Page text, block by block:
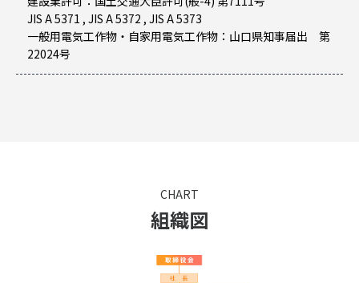
JIS A 5371 , JIS A 5372 , JIS A 5373
一般用電気工作物・自家用電気工作物：山口県知事届出 第
22024号
CHART
組織図